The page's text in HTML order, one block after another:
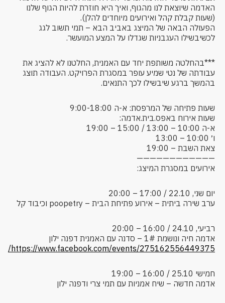
האדמה שיוצאת לנו מהגוף, ואיך היא חוזרת להיות הגוף שלנו
(שעות קבלת קהל ואירועים מיוחדים להלן).
הפעולה הבאה של המיצג באביב הבא – תמי תשוב לגג
לכשיבשילו העגבניות שגדלו על המצע המועשר.
***בהחלטה משותפת יחד עם האמנית, החלטנו לא להציג את
עבודתה של נטי שמיע עופר במסגרת הפרויקט. העבודה תוצג
בהמשך ברגע שיבשילו לכך התנאים.
שעות פתיחה של המרפסת: א-ה 9:00-18:00
שעות אירוח באפס.בית.אדמה:
א-ה 10:00 – 13:00 / 15:00 – 19:00
ו׳ 10:00 – 13:00
צאת השבת – 19:00
————————————
אירועים במסגרת המיצג:
יום שני, 22.10 / 17:00 – 20:00
ערב שירה ביתית – אירוע פתיחת הבית – poopetry וכיבוד קל
רביעי, 24.10 / 16:00 – 20:00
אדמה חיה ונושמת 1# – סדנה עם האמנית דפנה ילון
https://www.facebook.com/events/275162556449375/
חמישי 25.10 / 16:00 – 19:00
אדמה חדשה – שיח אמניות עם תמי צרי ודפנה ילון